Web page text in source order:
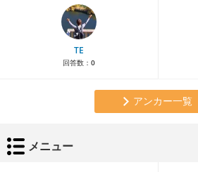
TE
回答数： 0
アンカー一覧
メニュー